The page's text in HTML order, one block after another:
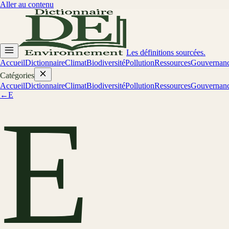
Aller au contenu
Les définitions sourcées.
AccueilDictionnaireClimatBiodiversitéPollutionRessources
Catégories
AccueilDictionnaireClimatBiodiversitéPollutionRessources
←E
E